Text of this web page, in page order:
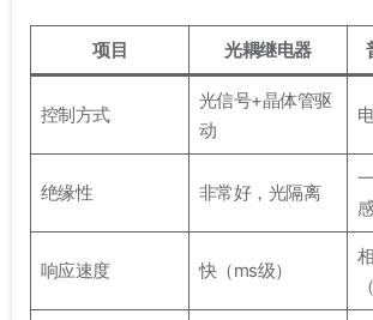
项目 光耦继电器
控制方式
光信号+晶体管驱
动
绝缘性 非常好，光隔离
响应速度 快（ms级）